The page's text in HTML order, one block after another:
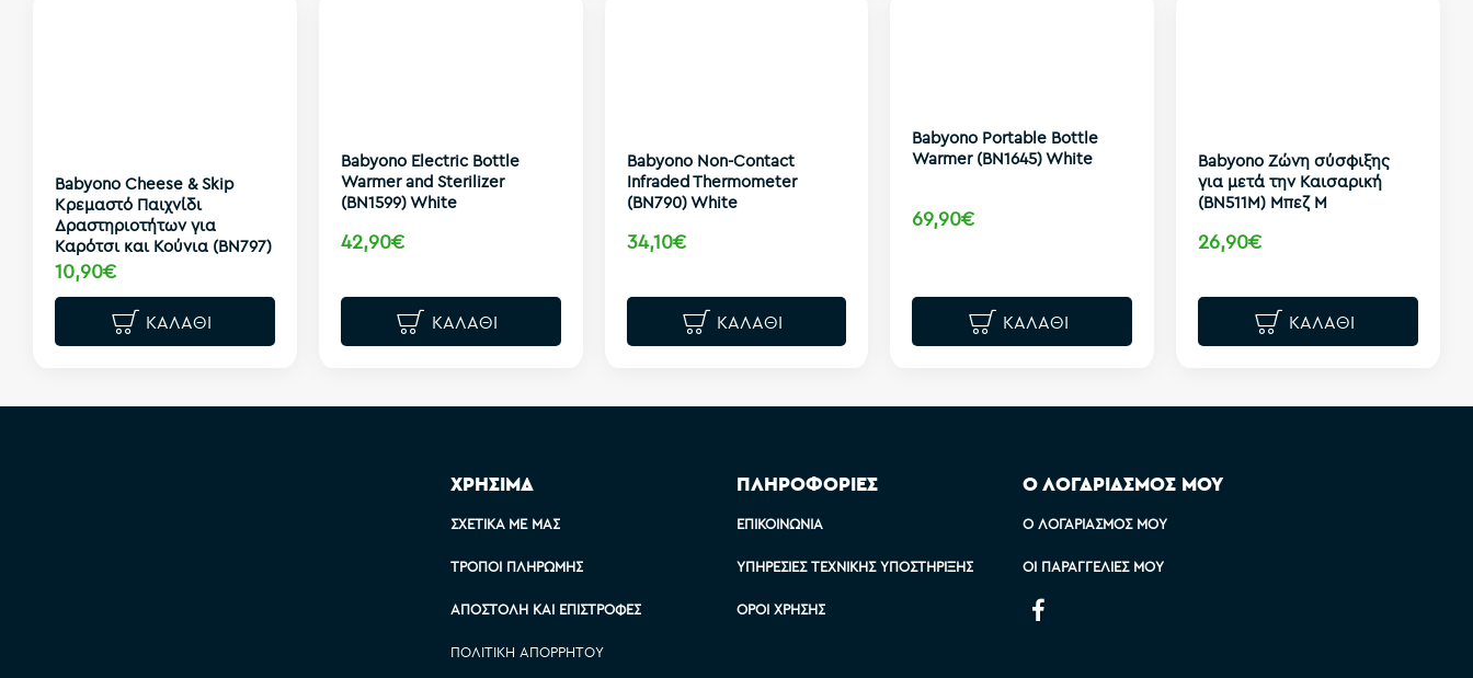
Babyono Cheese & Skip
Κρεμαστό Παιχνίδι
Δραστηριοτήτων για
Καρότσι και Κούνια (BN797)
10,90€
ΚΑΛΆΘΙ
Babyono Electric Bottle
Warmer and Sterilizer
(BN1599) White
42,90€
ΚΑΛΆΘΙ
Babyono Non-Contact
Infraded Thermometer
(BN790) White
34,10€
ΚΑΛΆΘΙ
Babyono Portable Bottle
Warmer (BN1645) White
69,90€
ΚΑΛΆΘΙ
Babyono Zώνη σύσφιξης
για μετά την Καισαρική
(BN511M) Μπεζ M
26,90€
ΚΑΛΆΘΙ
ΧΡΗΣΙΜΑ
ΣΧΕΤΙΚΆ ΜΕ ΜΑΣ
ΤΡΌΠΟΙ ΠΛΗΡΩΜΉΣ
ΑΠΟΣΤΟΛΉ ΚΑΙ ΕΠΙΣΤΡΟΦΈΣ
ΠΟΛΙΤΙΚΉ ΑΠΟΡΡΉΤΟΥ
ΠΛΗΡΟΦΟΡΙΕΣ
ΕΠΙΚΟΙΝΩΝΊΑ
ΥΠΗΡΕΣΊΕΣ ΤΕΧΝΙΚΉΣ ΥΠΟΣΤΉΡΙΞΗΣ
ΌΡΟΙ ΧΡΉΣΗΣ
Ο ΛΟΓΑΡΙΑΣΜΟΣ ΜΟΥ
Ο ΛΟΓΑΡΙΑΣΜΌΣ ΜΟΥ
ΟΙ ΠΑΡΑΓΓΕΛΊΕΣ ΜΟΥ